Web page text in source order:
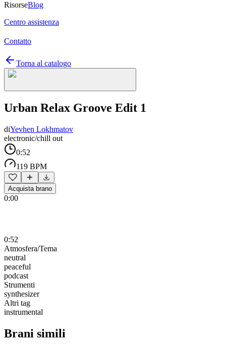
RisorseBlog
Centro assistenza
Contatto
Torna al catalogo
Urban Relax Groove Edit 1
diYevhen Lokhmatov
electronic/chill out
0:52
119 BPM
Acquista brano
0:00
0:52
Atmosfera/Tema
neutral
peaceful
podcast
Strumenti
synthesizer
Altri tag
instrumental
Brani simili